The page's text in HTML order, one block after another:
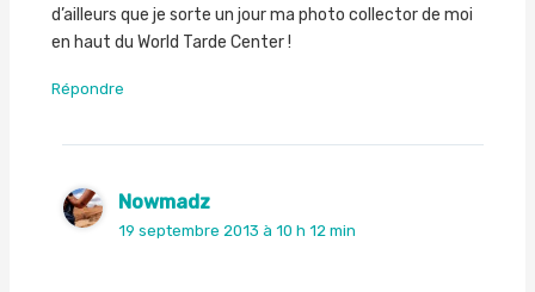
d’ailleurs que je sorte un jour ma photo collector de moi
en haut du World Tarde Center !
Répondre
Nowmadz
19 septembre 2013 à 10 h 12 min